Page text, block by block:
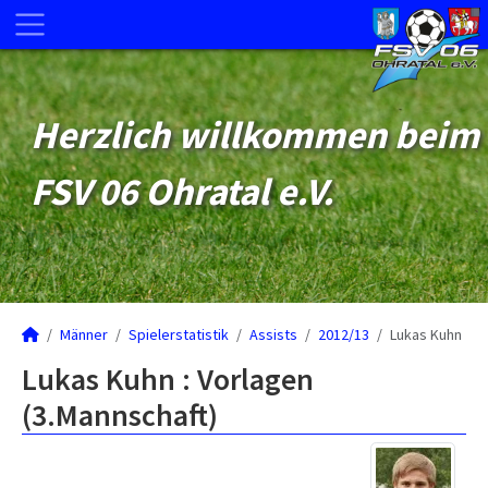
Herzlich willkommen beim
FSV 06 Ohratal e.V.
Männer Spielerstatistik Assists 2012/13 Lukas Kuhn
Lukas Kuhn : Vorlagen
(3.Mannschaft)